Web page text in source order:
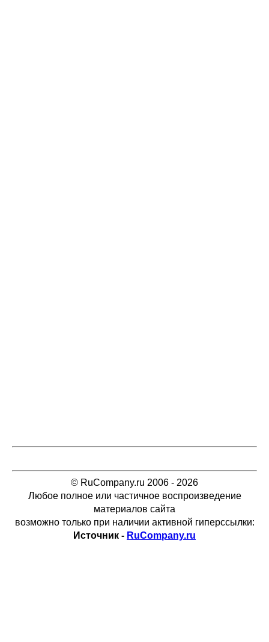
© RuCompany.ru 2006 - 2026
Любое полное или частичное воспроизведение
материалов сайта
возможно только при наличии активной гиперссылки:
Источник - RuCompany.ru